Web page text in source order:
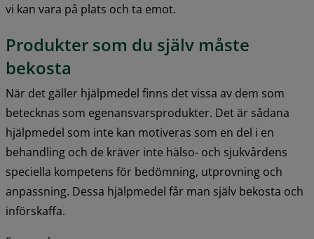
vi kan vara på plats och ta emot.
Produkter som du själv måste
bekosta
När det gäller hjälpmedel finns det vissa av dem som
betecknas som egenansvarsprodukter. Det är sådana
hjälpmedel som inte kan motiveras som en del i en
behandling och de kräver inte hälso- och sjukvårdens
speciella kompetens för bedömning, utprovning och
anpassning. Dessa hjälpmedel får man själv bekosta och
införskaffa.